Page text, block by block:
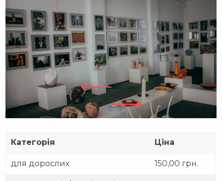
Категорія Ціна
для дорослих 150,00 грн.